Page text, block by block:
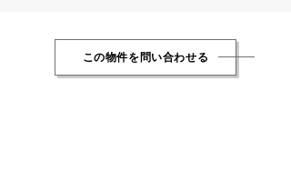
この物件を問い合わせる